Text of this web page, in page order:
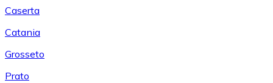
Caserta
Catania
Grosseto
Prato